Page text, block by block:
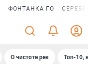
ФОНТАНКА ГО
О чистоте рек Топ-10,